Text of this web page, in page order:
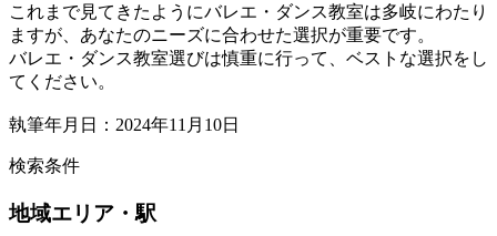
これまで見てきたようにバレエ・ダンス教室は多岐にわたり
ますが、あなたのニーズに合わせた選択が重要です。
バレエ・ダンス教室選びは慎重に行って、ベストな選択をし
てください。
執筆年月日：2024年11月10日
検索条件
地域エリア・駅